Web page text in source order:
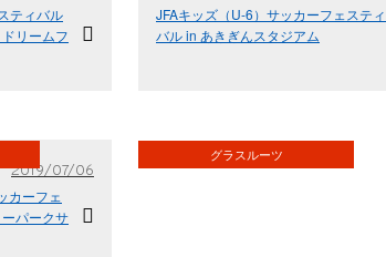
ティバル
リームフ
グラスルーツ
JFAキッズ（U-6）サッカーフェスティ
バル in あきぎんスタジアム
2019/07/06
カーフェ
パークサ